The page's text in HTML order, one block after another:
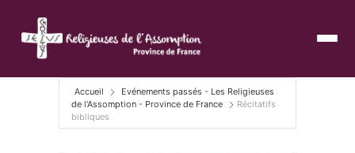
Accueil
Evénements passés - Les Religieuses
de l'Assomption - Province de France
Récitatifs
bibliques